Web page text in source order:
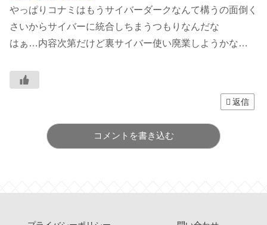
やっぱりコナミはもうサイバーダークなんて構うの面倒く
さいからサイバーに統合しちまうつもりなんだな
はぁ…内容次第だけど裏サイバー使い廃業しようかな…
返信
コメントを書き込む